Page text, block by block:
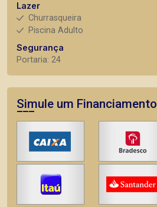
Lazer
Churrasqueira
Piscina Adulto
Segurança
Portaria: 24
Simule um Financiamento